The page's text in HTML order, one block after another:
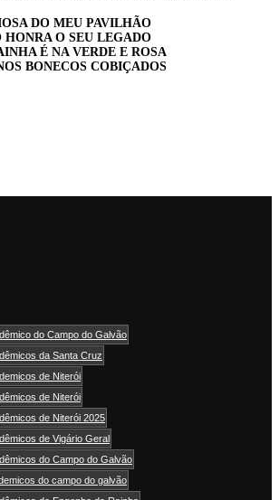
DO MEU PAVILHÃO
O SEU LEGADO
É NA VERDE E ROSA
BONECOS COBIÇADOS
do Campo do Galvão
da Santa Cruz
de Niterói
de Niterói
de Niterói 2025
de Vigário Geral
do Campo do Galvão
do campo do galvão